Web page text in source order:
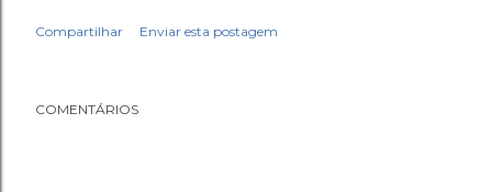
Compartilhar Enviar esta postagem
COMENTÁRIOS